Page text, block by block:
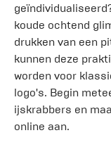
koude ochtend
drukken van een
kunnen deze
worden voor
logo's. Begin
ijskrabbers en
online aan.